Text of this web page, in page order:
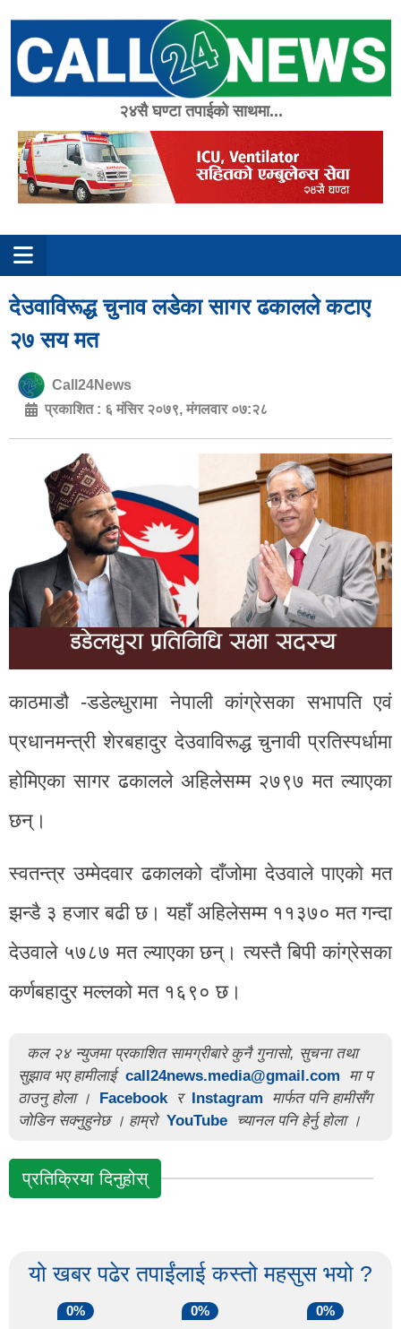
content
२४सै घण्टा तपाईको साथमा...
देउवाविरूद्ध चुनाव लडेका सागर ढकालले कटाए
२७ सय मत
Call24News
प्रकाशित : ६ मंसिर २०७९, मंगलवार ०७:२८
काठमाडौ -डडेल्धुरामा नेपाली कांग्रेसका सभापति एवं
प्रधानमन्त्री शेरबहादुर देउवाविरूद्ध चुनावी प्रतिस्पर्धामा
होमिएका सागर ढकालले अहिलेसम्म २७९७ मत ल्याएका
छन्।
स्वतन्त्र उम्मेदवार ढकालको दाँजोमा देउवाले पाएको मत
झन्डै ३ हजार बढी छ। यहाँ अहिलेसम्म ११३७० मत गन्दा
देउवाले ५७८७ मत ल्याएका छन्। त्यस्तै बिपी कांग्रेसका
कर्णबहादुर मल्लको मत १६९० छ।
कल २४ न्युजमा प्रकाशित सामग्रीबारे कुनै गुनासो, सुचना तथा
सुझाव भए हामीलाई call24news.media@gmail.com
मा प
ठाउनु होला ।
Facebook र Instagram
मार्फत पनि हामीसँग
जोडिन सक्नुहुनेछ । हाम्रो YouTube च्यानल पनि हेर्नु होला ।
प्रतिक्रिया दिनुहोस्
यो खबर पढेर तपाईंलाई कस्तो महसुस भयो ?
0% 0% 0%